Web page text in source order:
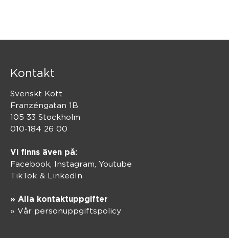
Kontakt
Svenskt Kött
Franzéngatan 1B
105 33 Stockholm
010-184 26 00
Vi finns även på:
Facebook, Instagram Youtube
TikTok & LinkedIn
» Alla kontaktuppgifter
» Vår personuppgiftspolicy